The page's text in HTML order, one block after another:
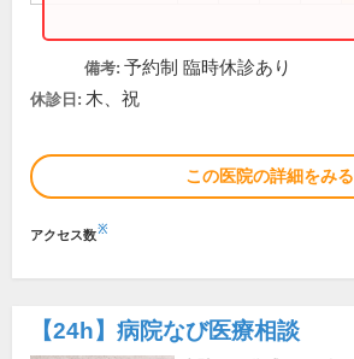
備考: 予約制 臨時休診あり
休診日: 木、祝
この医院の詳細をみる
アクセス数※
【24h】 病院なび医療相談